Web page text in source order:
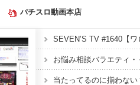
パチスロ動画本店